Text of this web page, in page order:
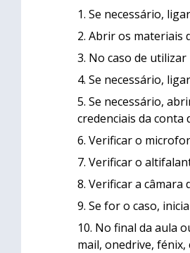
Se necessário,
Abrir os materiais
No caso de
Se necessário,
Se necessário,
credenciais da conta
Verificar o
Verificar o
Verificar a câmara
Se for o caso,
No final da aula
mail, onedrive, fénix,